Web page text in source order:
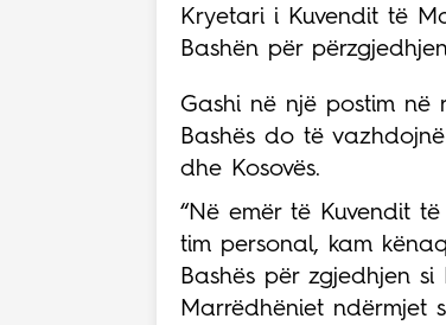
Kryetari i Kuvendit të
Bashën për
Gashi në një postim në
Bashës do të
dhe Kosovës.
“Në emër të Kuvendit
tim personal, kam
Bashës për zgjedhjen si
Marrëdhëniet ndërmjet